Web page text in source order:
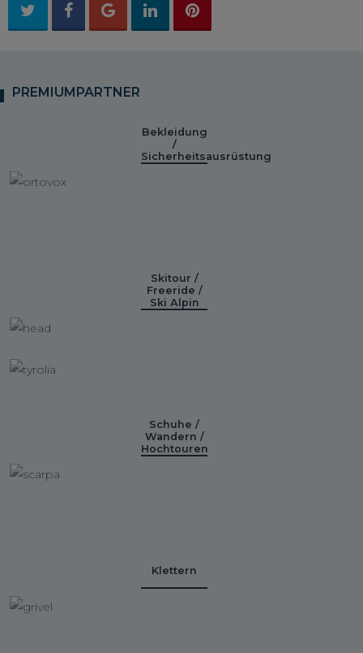
PREMIUMPARTNER
Bekleidung
/
Sicherheitsausrüstung
Skitour /
Freeride /
Ski Alpin
Schuhe /
Wandern /
Hochtouren
Klettern